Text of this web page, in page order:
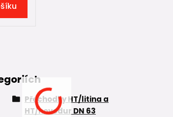
Přechodky HT/litina a
HT/novodur DN 63